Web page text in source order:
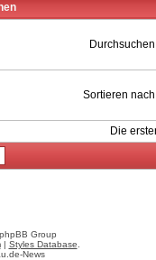
Sortieren
Die
Group
| Styles Database
News